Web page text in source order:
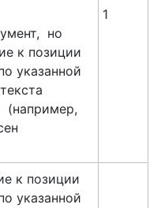
но
к позиции
указанной
1
к позиции
указанной